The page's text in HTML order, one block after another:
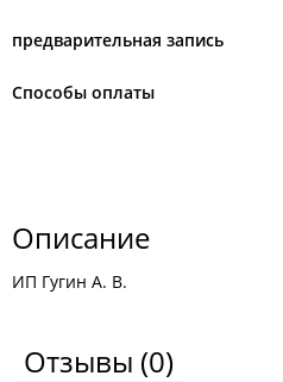
предварительная запись
Способы оплаты
Описание
ИП Гугин А. В.
Отзывы (0)